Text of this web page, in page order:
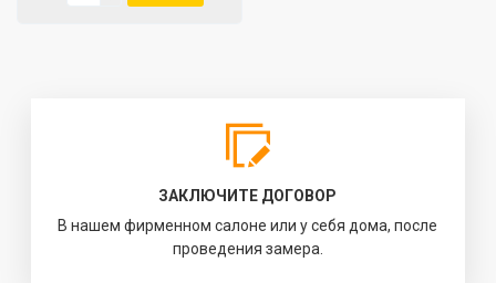
ЗАКЛЮЧИТЕ ДОГОВОР
В нашем фирменном салоне или у себя дома, после
проведения замера.